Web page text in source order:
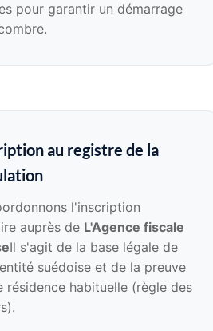
pour garantir un démarrage
au registre de la
l'inscription
auprès de L'Agence fiscale
Il s'agit de la base légale de
suédoise et de la preuve
résidence habituelle (règle des